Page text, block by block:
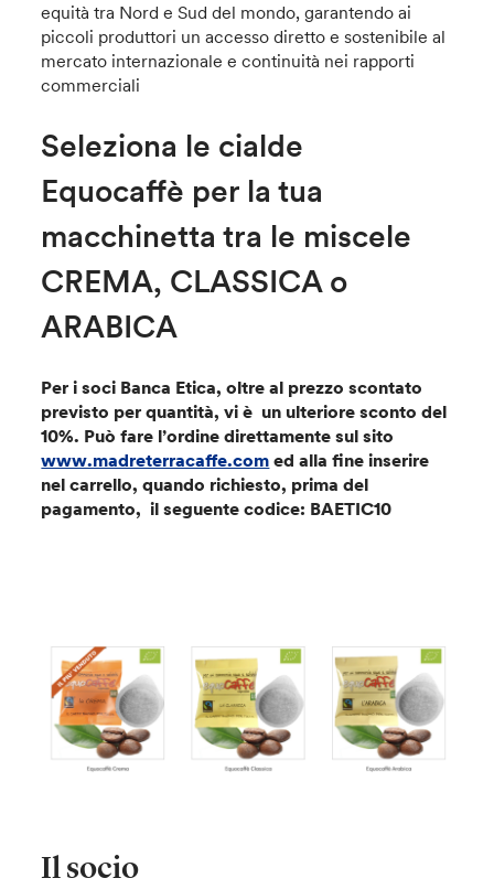
equità tra Nord e Sud del mondo, garantendo ai
piccoli produttori un accesso diretto e sostenibile al
mercato internazionale e continuità nei rapporti
commerciali
Seleziona le cialde
Equocaffè per la tua
macchinetta tra le miscele
CREMA, CLASSICA o
ARABICA
Per i soci Banca Etica, oltre al prezzo scontato
previsto per quantità, vi è un ulteriore sconto del
10%. Può fare l’ordine direttamente sul sito
www.madreterracaffe.com ed alla fine inserire
nel carrello, quando richiesto, prima del
pagamento, il seguente codice: BAETIC10
Il socio